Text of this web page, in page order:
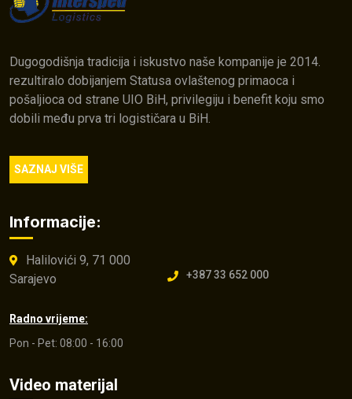
Dugogodišnja tradicija i iskustvo naše kompanije je 2014.
rezultiralo dobijanjem Statusa ovlaštenog primaoca i
pošaljioca od strane UIO BiH, privilegiju i benefit koju smo
dobili među prva tri logističara u BiH.
SAZNAJ VIŠE
Informacije:
Halilovići 9, 71 000
Sarajevo
+387 33 652 000
Radno vrijeme:
Pon - Pet: 08:00 - 16:00
Video materijal